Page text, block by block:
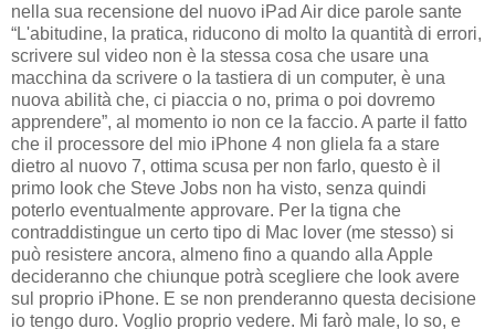
nella sua recensione del nuovo iPad Air dice parole sante
“L'abitudine, la pratica, riducono di molto la quantità di errori,
scrivere sul video non è la stessa cosa che usare una
macchina da scrivere o la tastiera di un computer, è una
nuova abilità che, ci piaccia o no, prima o poi dovremo
apprendere”, al momento io non ce la faccio. A parte il fatto
che il processore del mio iPhone 4 non gliela fa a stare
dietro al nuovo 7, ottima scusa per non farlo, questo è il
primo look che Steve Jobs non ha visto, senza quindi
poterlo eventualmente approvare. Per la tigna che
contraddistingue un certo tipo di Mac lover (me stesso) si
può resistere ancora, almeno fino a quando alla Apple
decideranno che chiunque potrà scegliere che look avere
sul proprio iPhone. E se non prenderanno questa decisione
io tengo duro. Voglio proprio vedere. Mi farò male, lo so, e